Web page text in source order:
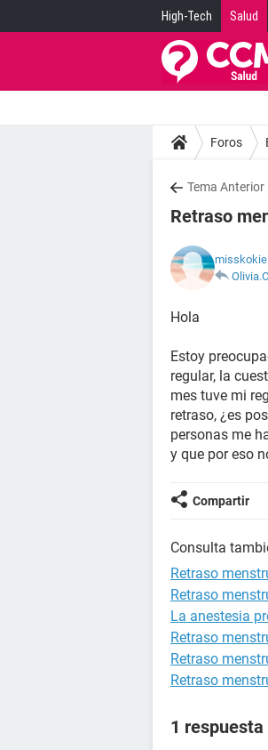
High-Tech Salud
Foros
Tema Anterior
Retraso
misskokie
Hola
Estoy
regular, la
mes tuve mi
retraso, ¿es
personas me
y que por eso
Compartir
Consulta
Retraso
Retraso
La anestesia
Retraso
Retraso
Retraso
1 respuesta